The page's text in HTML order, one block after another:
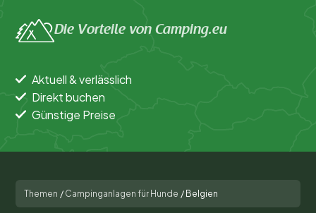
Die Vorteile von Camping.eu
Aktuell & verlässlich
Direkt buchen
Günstige Preise
Themen / Campinganlagen für Hunde / Belgien